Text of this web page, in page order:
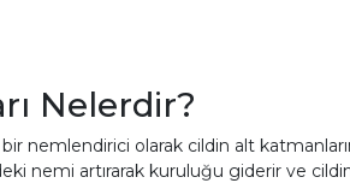
Nelerdir?
nemlendirici olarak cildin alt
nemi artırarak kuruluğu giderir ve